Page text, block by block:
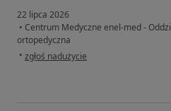
22 lipca 2026
• Centrum Medyczne enel-med -
ortopedyczna
• w opinii użytkownika WH
zgłoś nadużycie